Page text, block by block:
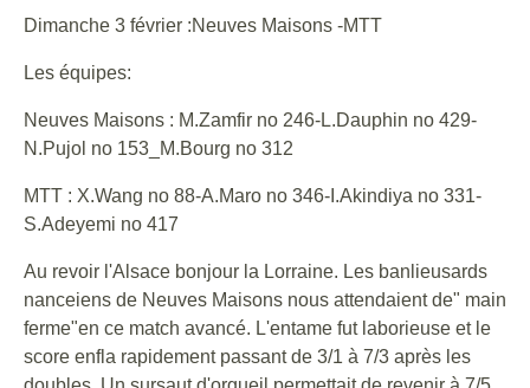
Dimanche 3 février :Neuves Maisons -MTT
Les équipes:
Neuves Maisons : M.Zamfir no 246-L.Dauphin no 429-
N.Pujol no 153_M.Bourg no 312
MTT : X.Wang no 88-A.Maro no 346-I.Akindiya no 331-
S.Adeyemi no 417
Au revoir l'Alsace bonjour la Lorraine. Les banlieusards
nanceiens de Neuves Maisons nous attendaient de" main
ferme"en ce match avancé. L'entame fut laborieuse et le
score enfla rapidement passant de 3/1 à 7/3 après les